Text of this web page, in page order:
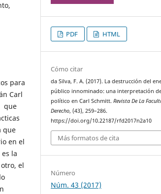
para
Carl
que
que
en el
la
el
PDF HTML
Cómo citar
da Silva, F. A. (2017). La destrucción del
público innominado: una interpretación
político en Carl Schmitt.Revista De La
Derecho, (43), 259–286.
https://doi.org/10.22187/rfd2017n2a10
Más formatos de cita
Número
Núm. 43 (2017)